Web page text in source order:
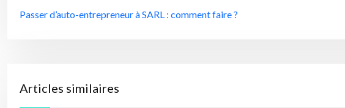
Passer d’auto-entrepreneur à SARL : comment faire ?
Articles similaires